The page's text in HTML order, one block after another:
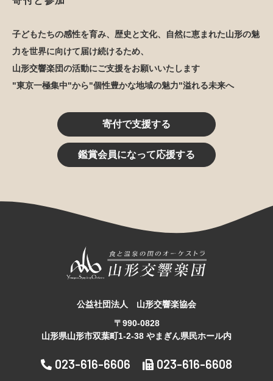
子どもたちの感性を育み、歴史と文化、自然に恵まれた山形の魅
力を世界に向けて届け続けるため、
山形交響楽団の活動にご支援をお願いいたします
"東京一極集中"から"個性豊かな地域の魅力"溢れる未来へ
寄付で支援する
鑑賞会員になって応援する
公益社団法人 山形交響楽協会
〒990-0828
山形県山形市双葉町1-2-38 やまぎん県民ホール内
023-616-6606 023-616-6608